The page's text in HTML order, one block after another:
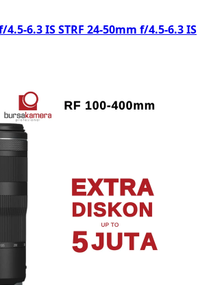
6.3 IS STRF 24-50mm f/4.5-6.3 IS